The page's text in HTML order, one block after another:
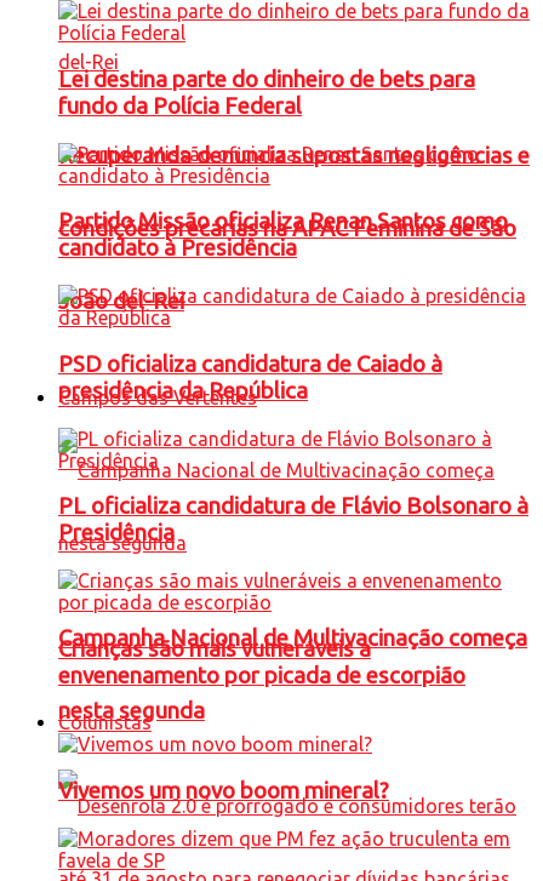
Recuperanda denuncia supostas negligências e
condições precárias na APAC Feminina de São
João del-Rei
Campos das Vertentes
Campanha Nacional de Multivacinação começa
nesta segunda
Lei destina parte do dinheiro de bets para
fundo da Polícia Federal
Partido Missão oficializa Renan Santos como
candidato à Presidência
PSD oficializa candidatura de Caiado à
presidência da República
PL oficializa candidatura de Flávio Bolsonaro à
Presidência
Crianças são mais vulneráveis a
envenenamento por picada de escorpião
Colunistas
Vivemos um novo boom mineral?